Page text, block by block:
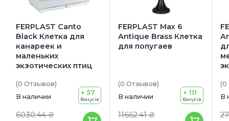
FERPLAST Canto
Black Клетка для
канареек и
маленьких
экзотических птиц
(0 Отзывов)
В наличии
6030.44 ₴
+ 57
бонусів
FERPLAST Max 6
Antique Brass Клетка
для попугаев
(0 Отзывов)
В наличии
11662.41 ₴
+ 111
бонусів
(0
В